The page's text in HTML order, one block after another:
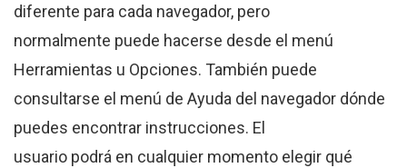
diferente para cada navegador, pero
normalmente puede hacerse desde el menú
Herramientas u Opciones. También puede
consultarse el menú de Ayuda del navegador dónde
puedes encontrar instrucciones. El
usuario podrá en cualquier momento elegir qué